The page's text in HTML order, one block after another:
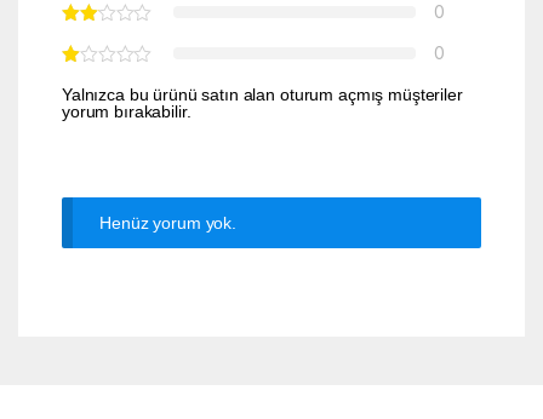
0
0
Yalnızca bu ürünü satın alan oturum açmış müşteriler
yorum bırakabilir.
Henüz yorum yok.